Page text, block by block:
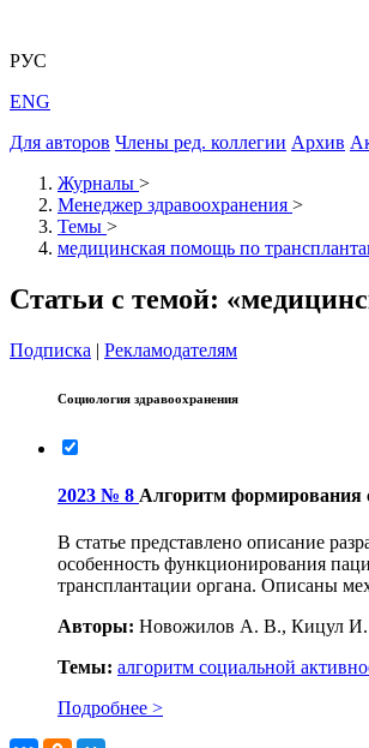
РУС
ENG
Для авторов Члены ред. коллегии Архив
Журналы >
Менеджер здравоохранения >
Темы >
медицинская помощь по
Статьи с темой:
Подписка | Рекламодателям
Социология здравоохранения
2023 № 8 Алгоритм формирования
В статье представлено описание
особенность функционирования
трансплантации органа. Описаны
Авторы: Новожилов А. В., Кицул
Темы: алгоритм социальной
Подробнее >